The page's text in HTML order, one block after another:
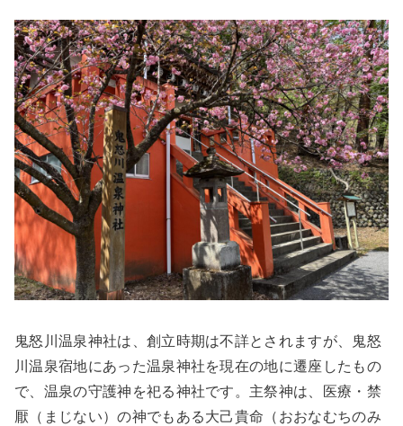
鬼怒川温泉神社は、創立時期は不詳とされますが、鬼怒
川温泉宿地にあった温泉神社を現在の地に遷座したもの
で、温泉の守護神を祀る神社です。主祭神は、医療・禁
厭（まじない）の神でもある大己貴命（おおなむちのみ